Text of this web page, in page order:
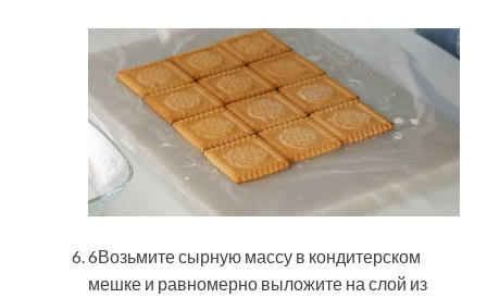
6Возьмите сырную массу в кондитерском
мешке и равномерно выложите на слой из